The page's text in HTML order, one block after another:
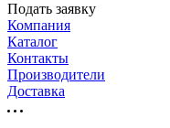
Подать заявку
Компания
Каталог
Контакты
Производители
Доставка